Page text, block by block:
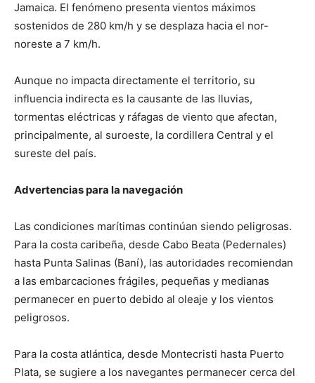
Jamaica. El fenómeno presenta vientos máximos
sostenidos de 280 km/h y se desplaza hacia el nor-
noreste a 7 km/h.
Aunque no impacta directamente el territorio, su
influencia indirecta es la causante de las lluvias,
tormentas eléctricas y ráfagas de viento que afectan,
principalmente, al suroeste, la cordillera Central y el
sureste del país.
Advertencias para la navegación
Las condiciones marítimas continúan siendo peligrosas.
Para la costa caribeña, desde Cabo Beata (Pedernales)
hasta Punta Salinas (Baní), las autoridades recomiendan
a las embarcaciones frágiles, pequeñas y medianas
permanecer en puerto debido al oleaje y los vientos
peligrosos.
Para la costa atlántica, desde Montecristi hasta Puerto
Plata, se sugiere a los navegantes permanecer cerca del